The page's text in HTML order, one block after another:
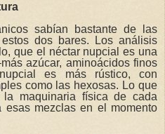
sabían bastante de las
dos bares. Los análisis
que el néctar nupcial es una
azúcar, aminoácidos finos
es más rústico, con
como las hexosas. Lo que
maquinaria física de cada
esas mezclas en el momento